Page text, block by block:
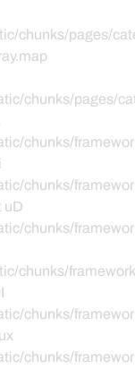
chunks/pages/
chunks/pages/
chunks/
chunks/
uD
chunks/
chunks/
chunks/
chunks/